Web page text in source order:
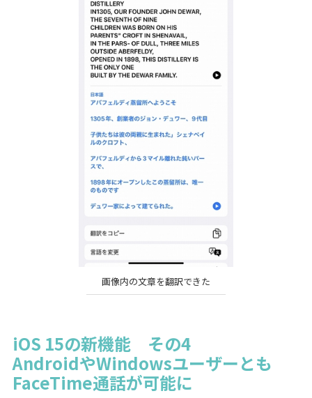
画像内の文章を翻訳できた
iOS 15の新機能 その4
AndroidやWindowsユーザーとも
FaceTime通話が可能に